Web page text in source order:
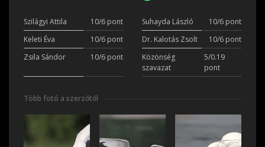
Szilágyi Attila 10/6 pont Suhayda László
10/6 pont
Keleti Éva
10/6 pont Dr. Kalotás Zsolt
10/6 pont
Zsila Sándor
10/6 pont
Közönség
szavazat
5/0.19
pont
Több fotó a szerzőtől